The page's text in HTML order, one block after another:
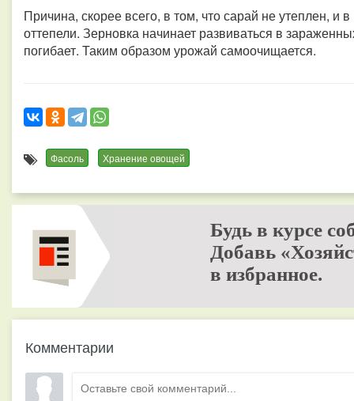
Причина, скорее всего, в том, что сарай не утеплен, и
оттепели. Зерновка начинает развиваться в
погибает. Таким образом урожай самоочищается.
Фасоль Хранение овощей
Будь в курсе
Добавь
в избранное.
Комментарии